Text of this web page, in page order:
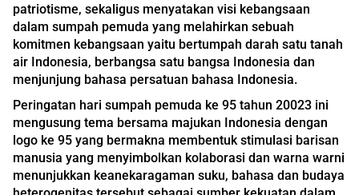
patriotisme, sekaligus menyatakan visi kebangsaan
dalam sumpah pemuda yang melahirkan sebuah
komitmen kebangsaan yaitu bertumpah darah satu tanah
air Indonesia, berbangsa satu bangsa Indonesia dan
menjunjung bahasa persatuan bahasa Indonesia.
Peringatan hari sumpah pemuda ke 95 tahun 20023 ini
mengusung tema bersama majukan Indonesia dengan
logo ke 95 yang bermakna membentuk stimulasi barisan
manusia yang menyimbolkan kolaborasi dan warna warni
menunjukkan keanekaragaman suku, bahasa dan budaya